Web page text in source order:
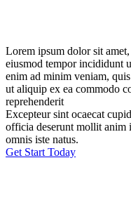
Lorem ipsum dolor sit
eiusmod tempor incididunt
enim ad minim veniam,
ut aliquip ex ea commodo
reprehenderit
Excepteur sint ocaecat
officia deserunt mollit anim
omnis iste natus.
Get Start Today